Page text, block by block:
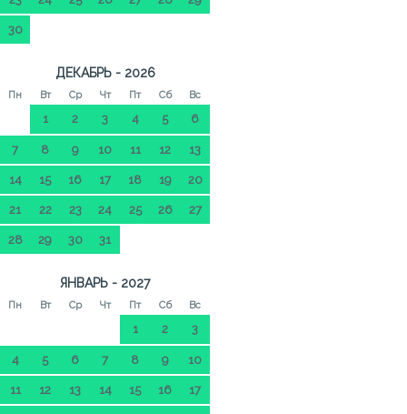
30
ДЕКАБРЬ - 2026
Пн Вт Ср Чт Пт Сб Вс
1 2 3 4 5 6
7 8 9 10 11 12 13
14 15 16 17 18 19 20
21 22 23 24 25 26 27
28 29 30 31
ЯНВАРЬ - 2027
Пн Вт Ср Чт Пт Сб Вс
1 2 3
4 5 6 7 8 9 10
11 12 13 14 15 16 17